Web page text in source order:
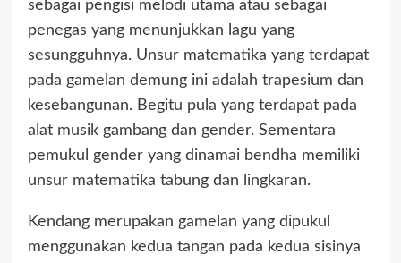
sebagai pengisi melodi utama atau sebagai
penegas yang menunjukkan lagu yang
sesungguhnya. Unsur matematika yang terdapat
pada gamelan demung ini adalah trapesium dan
kesebangunan. Begitu pula yang terdapat pada
alat musik gambang dan gender. Sementara
pemukul gender yang dinamai bendha memiliki
unsur matematika tabung dan lingkaran.
Kendang merupakan gamelan yang dipukul
menggunakan kedua tangan pada kedua sisinya